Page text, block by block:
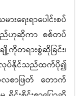
ရေးရာပေါင်းစပ်
ည်ဟုဆိုကာ စစ်တပ်
တရားစွဲဆိုခြင်း၊
လုပ်နိုင်သည်ထက်ပို၍
ခလစာဖြတ် တောက်